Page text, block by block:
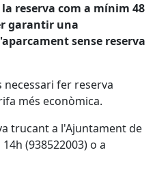
la reserva com a mínim 48
garantir una
sense reserva
necessari fer reserva
més econòmica.
trucant a l'Ajuntament de
(938522003) o a